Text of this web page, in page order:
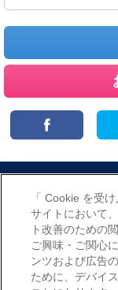
プ
（
「 Cookie を受
サイトにおいて
ト改善のための
ご興味・ご関心
ンツおよび広告
ために、デバイ